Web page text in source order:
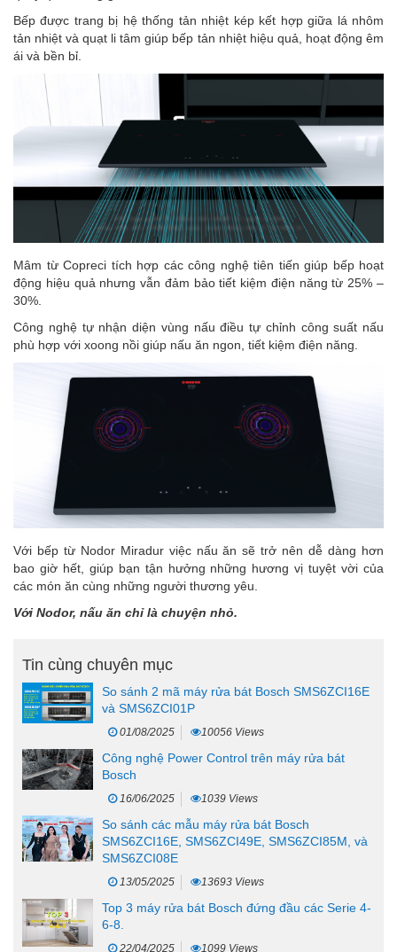
Bếp được trang bị hệ thống tản nhiệt kép kết hợp giữa lá nhôm
tản nhiệt và quạt li tâm giúp bếp tản nhiệt hiệu quả, hoạt động êm
ái và bền bỉ.
Mâm từ Copreci tích hợp các công nghệ tiên tiến giúp bếp hoạt
động hiệu quả nhưng vẫn đảm bảo tiết kiệm điện năng từ 25% –
30%.
Công nghệ tự nhận diện vùng nấu điều tự chỉnh công suất nấu
phù hợp với xoong nồi giúp nấu ăn ngon, tiết kiệm điện năng.
Với bếp từ Nodor Miradurviệc nấu ăn sẽ trở nên dễ dàng hơn
bao giờ hết, giúp bạn tận hưởng những hương vị tuyệt vời của
các món ăn cùng những người thương yêu.
Với Nodor, nấu ăn chỉ là chuyện nhỏ.
Tin cùng chuyên mục
So sánh 2 mã máy rửa bát Bosch SMS6ZCI16E
và SMS6ZCI01P
01/08/2025 10056 Views
Công nghệ Power Control trên máy rửa bát
Bosch
16/06/2025 1039 Views
So sánh các mẫu máy rửa bát Bosch
SMS6ZCI16E, SMS6ZCI49E, SMS6ZCI85M, và
SMS6ZCI08E
13/05/2025 13693 Views
Top 3 máy rửa bát Bosch đứng đầu các Serie 4-
6-8.
22/04/2025 1099 Views